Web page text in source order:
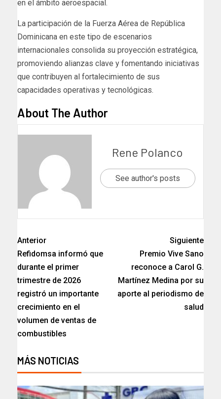
en el ámbito aeroespacial.
La participación de la Fuerza Aérea de República
Dominicana en este tipo de escenarios
internacionales consolida su proyección estratégica,
promoviendo alianzas clave y fomentando iniciativas
que contribuyen al fortalecimiento de sus
capacidades operativas y tecnológicas.
About The Author
Rene Polanco
See author's posts
Anterior
Refidomsa informó que
durante el primer
trimestre de 2026
registró un importante
crecimiento en el
volumen de ventas de
combustibles
Siguiente
Premio Vive Sano
reconoce a Carol G.
Martínez Medina por su
aporte al periodismo de
salud
MÁS NOTICIAS